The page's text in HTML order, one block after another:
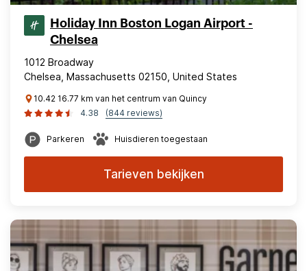
Holiday Inn Boston Logan Airport -
Chelsea
1012 Broadway
Chelsea, Massachusetts 02150, United States
10.42 16.77 km van het centrum van Quincy
4.38
(844 reviews)
Parkeren Huisdieren toegestaan
Tarieven bekijken